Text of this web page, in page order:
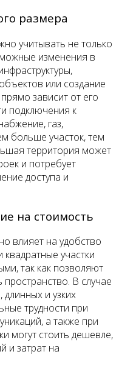
размера
учитывать не только
изменения в
или создание
зависит от его
подключения к
газ,
больше участок, тем
территория может
и потребует
доступа и
на стоимость
влияет на удобство
участки
так как позволяют
В случае
и узких
трудности при
а также при
могут стоить дешевле,
и затрат на